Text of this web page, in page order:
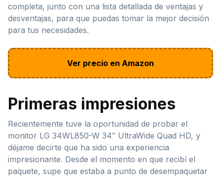
completa, junto con una lista detallada de ventajas y
desventajas, para que puedas tomar la mejor decisión
para tus necesidades.
Ver precio en Amazon
Primeras impresiones
Recientemente tuve la oportunidad de probar el
monitor LG 34WL850-W 34″ UltraWide Quad HD, y
déjame decirte que ha sido una experiencia
impresionante. Desde el momento en que recibí el
paquete, supe que estaba a punto de desempaquetar